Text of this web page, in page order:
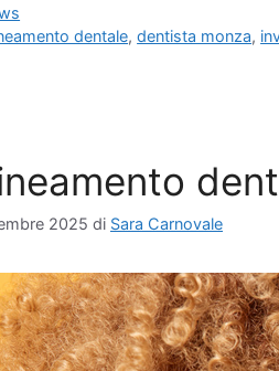
dentale,dentista monza,
2025 di Sara Carnovale